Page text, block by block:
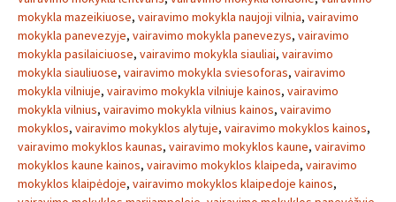
mokykla mazeikiuose, vairavimo mokykla naujoji vilnia, vairavimo
mokykla panevezyje, vairavimo mokykla panevezys, vairavimo
mokykla pasilaiciuose, vairavimo mokykla siauliai, vairavimo
mokykla siauliuose, vairavimo mokykla sviesoforas, vairavimo
mokykla vilniuje, vairavimo mokykla vilniuje kainos, vairavimo
mokykla vilnius, vairavimo mokykla vilnius kainos, vairavimo
mokyklos, vairavimo mokyklos alytuje, vairavimo mokyklos kainos,
vairavimo mokyklos kaunas, vairavimo mokyklos kaune, vairavimo
mokyklos kaune kainos, vairavimo mokyklos klaipeda, vairavimo
mokyklos klaipėdoje, vairavimo mokyklos klaipedoje kainos,